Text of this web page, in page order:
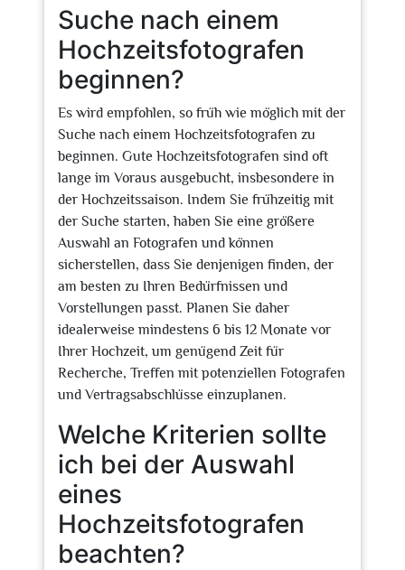
Suche nach einem
Hochzeitsfotografen
beginnen?
Es wird empfohlen, so früh wie möglich mit der
Suche nach einem Hochzeitsfotografen zu
beginnen. Gute Hochzeitsfotografen sind oft
lange im Voraus ausgebucht, insbesondere in
der Hochzeitssaison. Indem Sie frühzeitig mit
der Suche starten, haben Sie eine größere
Auswahl an Fotografen und können
sicherstellen, dass Sie denjenigen finden, der
am besten zu Ihren Bedürfnissen und
Vorstellungen passt. Planen Sie daher
idealerweise mindestens 6 bis 12 Monate vor
Ihrer Hochzeit, um genügend Zeit für
Recherche, Treffen mit potenziellen Fotografen
und Vertragsabschlüsse einzuplanen.
Welche Kriterien sollte
ich bei der Auswahl
eines
Hochzeitsfotografen
beachten?